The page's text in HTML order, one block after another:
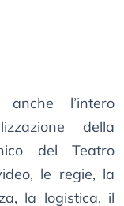
l’intero
della
del Teatro
le regie, la
la logistica, il